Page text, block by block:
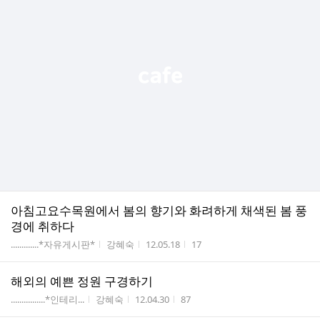
아침고요수목원에서 봄의 향기와 화려하게 채색된 봄 풍
경에 취하다
게시판명
.............*자유게시판* 작성자
강혜숙 작성시간
12.05.18 조회수
17
해외의 예쁜 정원 구경하기
게시판명
................*인테리... 작성자
강혜숙 작성시간
12.04.30 조회수
87